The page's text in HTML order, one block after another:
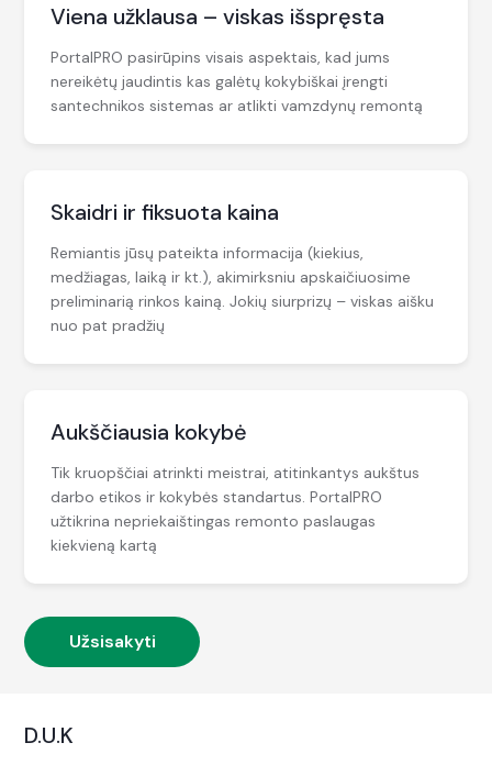
Viena užklausa – viskas išspręsta
PortalPRO pasirūpins visais aspektais, kad jums
nereikėtų jaudintis kas galėtų kokybiškai įrengti
santechnikos sistemas ar atlikti vamzdynų remontą
Skaidri ir fiksuota kaina
Remiantis jūsų pateikta informacija (kiekius,
medžiagas, laiką ir kt.), akimirksniu apskaičiuosime
preliminarią rinkos kainą. Jokių siurprizų – viskas aišku
nuo pat pradžių
Aukščiausia kokybė
Tik kruopščiai atrinkti meistrai, atitinkantys aukštus
darbo etikos ir kokybės standartus. PortalPRO
užtikrina nepriekaištingas remonto paslaugas
kiekvieną kartą
Užsisakyti
D.U.K